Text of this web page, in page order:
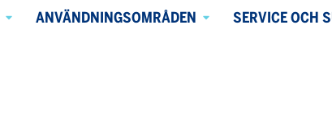
ANVÄNDNINGSOMRÅDEN
SERVICE OCH